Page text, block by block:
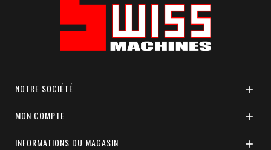
NOTRE SOCIÉTÉ 
MON COMPTE 
INFORMATIONS DU MAGASIN 